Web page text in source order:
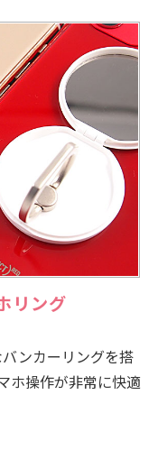
リング
ンカーリングを搭
ホ操作が非常に快適